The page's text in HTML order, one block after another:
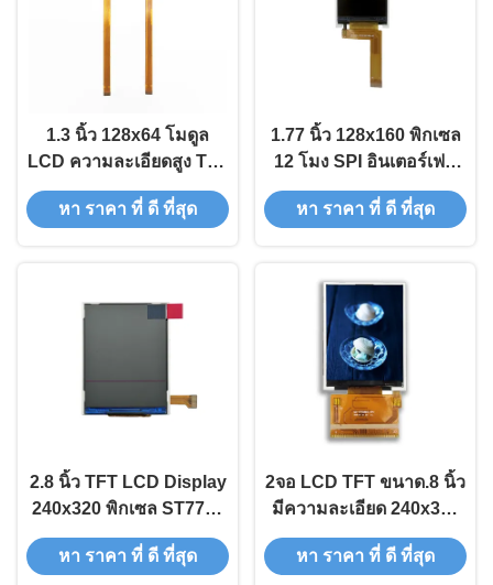
1.3 นิ้ว 128x64 โมดูล
LCD ความละเอียดสูง TFT
LCD Display Screen
หา ราคา ที่ ดี ที่สุด
1.77 นิ้ว 128x160 พิกเซล
12 โมง SPI อินเตอร์เฟซ
TFT LCD Display
Screen
หา ราคา ที่ ดี ที่สุด
2.8 นิ้ว TFT LCD Display
240x320 พิกเซล ST7789
Driver 14PIN FPC พร้อม
อินเตอร์เฟซ SPI
หา ราคา ที่ ดี ที่สุด
2จอ LCD TFT ขนาด.8 นิ้ว
มีความละเอียด 240x320
และอินเตอร์เฟสคู่เคียง
หา ราคา ที่ ดี ที่สุด